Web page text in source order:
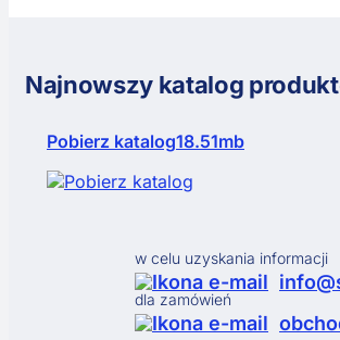
Najnowszy katalog
Pobierz katalog18.51mb
w celu uzyskania informacji
dla zamówień